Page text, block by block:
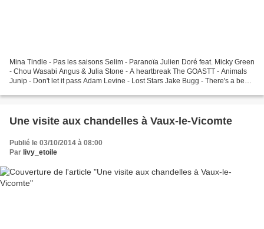
Mina Tindle - Pas les saisons Selim - Paranoïa Julien Doré feat. Micky Green
- Chou Wasabi Angus & Julia Stone - A heartbreak The GOASTT - Animals
Junip - Don't let it pass Adam Levine - Lost Stars Jake Bugg - There's a beast
Une visite aux chandelles à Vaux-le-Vicomte
Publié le 03/10/2014 à 08:00
Par livy_etoile